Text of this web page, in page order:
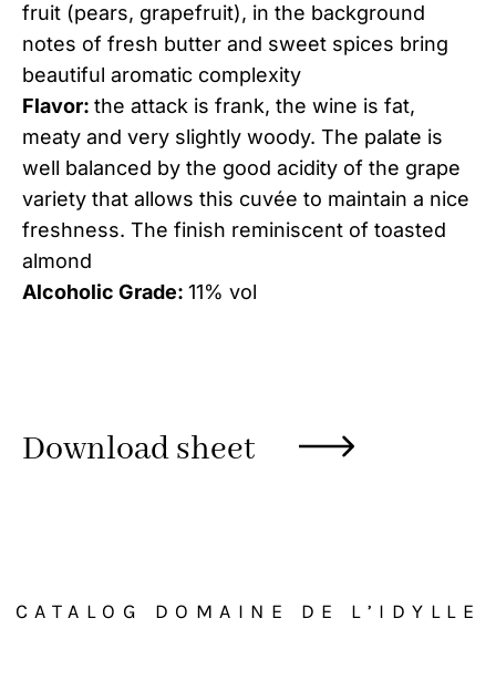
fruit (pears, grapefruit), in the background
notes of fresh butter and sweet spices bring
beautiful aromatic complexity
Flavor: the attack is frank, the wine is fat,
meaty and very slightly woody. The palate is
well balanced by the good acidity of the grape
variety that allows this cuvée to maintain a nice
freshness. The finish reminiscent of toasted
almond
Alcoholic Grade: 11% vol
Download sheet
CATALOG DOMAINE DE L’IDYLLE